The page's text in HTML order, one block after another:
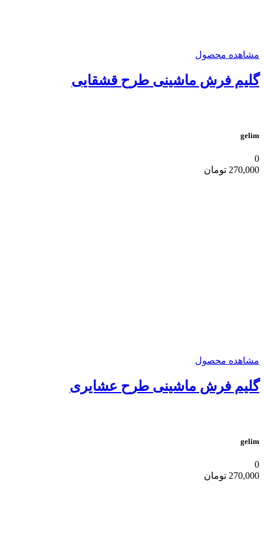
مشاهده محصول
گلیم فرش ماشینی طرح قشقایی
gelim
0
270,000 تومان
مشاهده محصول
گلیم فرش ماشینی طرح عشایری
gelim
0
270,000 تومان